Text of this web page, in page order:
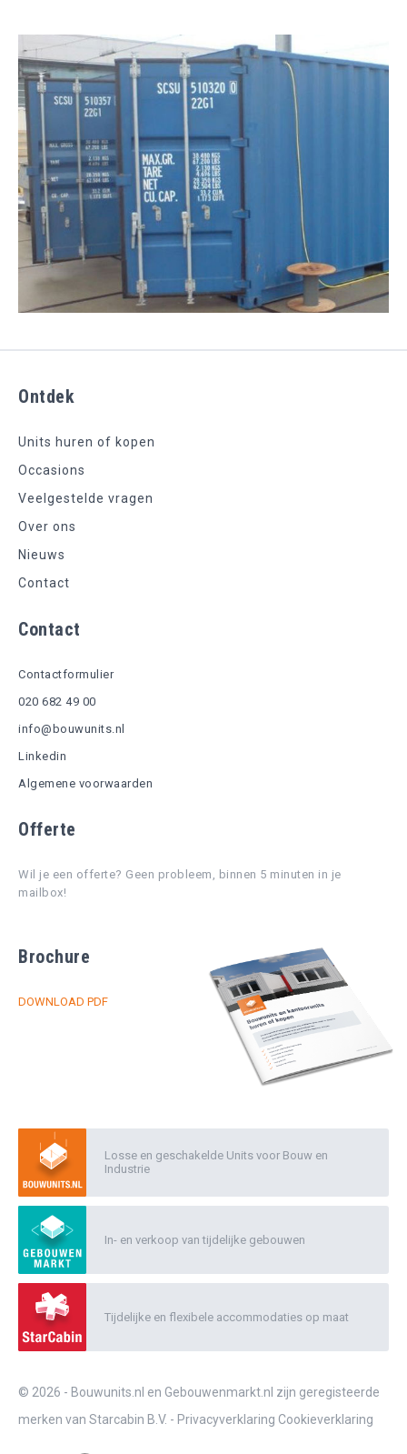
Ontdek
Units huren of kopen
Occasions
Veelgestelde vragen
Over ons
Nieuws
Contact
Contact
Contactformulier
020 682 49 00
info@bouwunits.nl
Linkedin
Algemene voorwaarden
Offerte
Wil je een offerte? Geen probleem, binnen 5 minuten in je
mailbox!
Brochure
DOWNLOAD PDF
Losse en geschakelde Units voor Bouw en
Industrie
In- en verkoop van tijdelijke gebouwen
Tijdelijke en flexibele accommodaties op maat
© 2026 - Bouwunits.nl en Gebouwenmarkt.nl zijn geregisteerde
merken van Starcabin B.V. - Privacyverklaring Cookieverklaring